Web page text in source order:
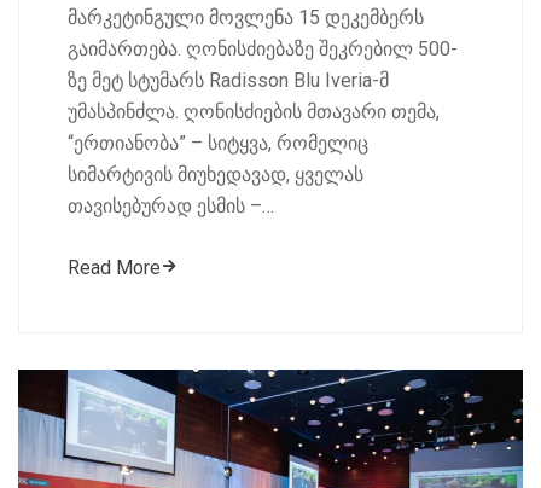
მარკეტინგული მოვლენა 15 დეკემბერს
გაიმართება. ღონისძიებაზე შეკრებილ 500-
ზე მეტ სტუმარს Radisson Blu Iveria-მ
უმასპინძლა. ღონისძიების მთავარი თემა,
“ერთიანობა” – სიტყვა, რომელიც
სიმარტივის მიუხედავად, ყველას
თავისებურად ესმის –…
Read More